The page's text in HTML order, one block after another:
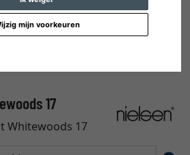
mijn voorkeuren
17
Whitewoods 17